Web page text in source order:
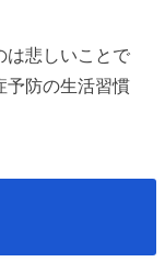
は悲しいことで
予防の生活習慣